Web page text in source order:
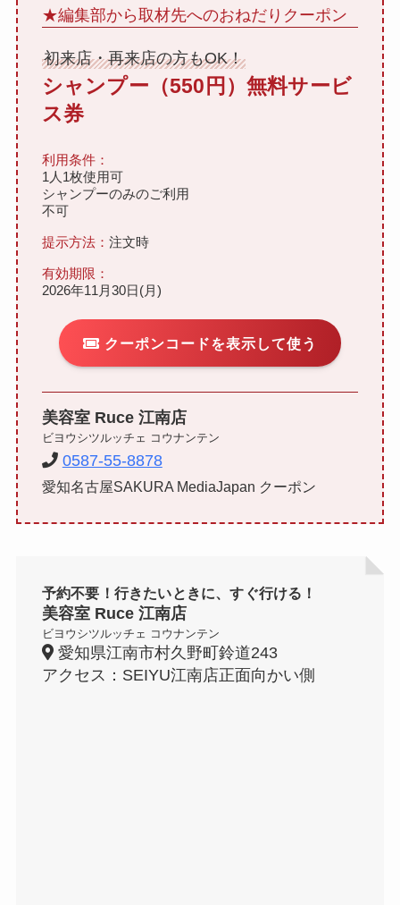
★編集部から取材先へのおねだりクーポン
初来店・再来店の方もOK！
シャンプー（550円）無料サービ
ス券
利用条件：
1人1枚使用可
シャンプーのみのご利用
不可
提示方法： 注文時
有効期限：
2026年11月30日(月)
クーポンコードを表示して使う
美容室 Ruce 江南店
ビヨウシツルッチェ コウナンテン
0587-55-8878
愛知名古屋SAKURA MediaJapan クーポン
予約不要！行きたいときに、すぐ行ける！
美容室 Ruce 江南店
ビヨウシツルッチェ コウナンテン
愛知県江南市村久野町鈴道243
アクセス：SEIYU江南店正面向かい側